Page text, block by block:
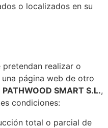
o localizados en su
pretendan realizar o
página web de otro
PATHWOOD SMART S.L.,
condiciones:
total o parcial de